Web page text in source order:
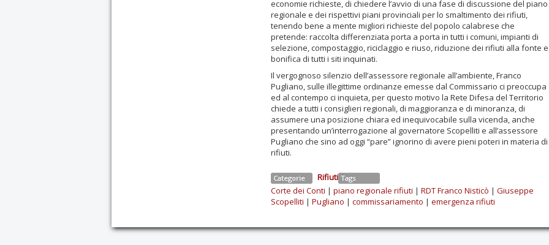
economie richieste, di chiedere l’avvio di una fase di discussione del piano
regionale e dei rispettivi piani provinciali per lo smaltimento dei rifiuti,
tenendo bene a mente migliori richieste del popolo calabrese che
pretende: raccolta differenziata porta a porta in tutti i comuni, impianti di
selezione, compostaggio, riciclaggio e riuso, riduzione dei rifiuti alla fonte e
bonifica di tutti i siti inquinati.
Il vergognoso silenzio dell’assessore regionale all’ambiente, Franco
Pugliano, sulle illegittime ordinanze emesse dal Commissario ci preoccupa
ed al contempo ci inquieta, per questo motivo la Rete Difesa del Territorio
chiede a tutti i consiglieri regionali, di maggioranza e di minoranza, di
assumere una posizione chiara ed inequivocabile sulla vicenda, anche
presentando un’interrogazione al governatore Scopelliti e all’assessore
Pugliano che sino ad oggi “pare” ignorino di avere pieni poteri in materia di
rifiuti.
Categorie Rifiuti Tags
Corte dei Conti | piano regionale rifiuti | RDT Franco Nisticò | Giuseppe
Scopelliti | Pugliano | commissariamento | emergenza rifiuti